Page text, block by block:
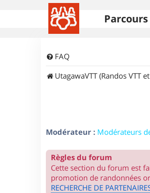
Parcours
FAQ
UtagawaVTT (Randos VTT
Modérateur : Modérateurs
Règles du forum
Cette section du forum est
promotion de randonnées
RECHERCHE DE